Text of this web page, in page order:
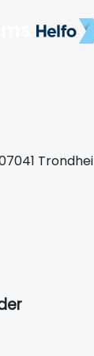
7041